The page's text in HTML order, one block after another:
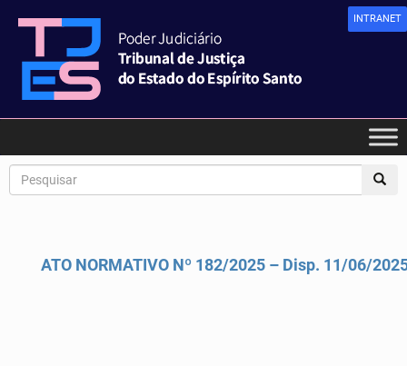
INTRANET
ATO NORMATIVO Nº 182/2025 – Disp. 11/06/